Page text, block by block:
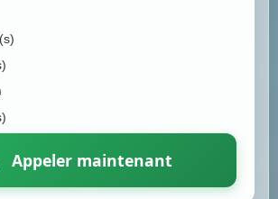
Appeler maintenant